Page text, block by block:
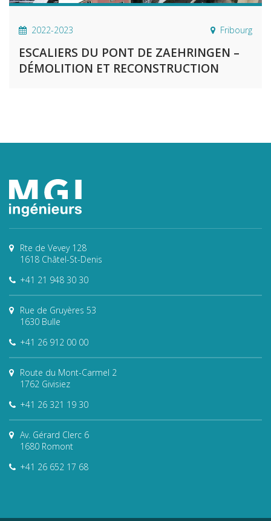
2022-2023 Fribourg
ESCALIERS DU PONT DE ZAEHRINGEN –
DÉMOLITION ET RECONSTRUCTION
Rte de Vevey 128
1618 Châtel-St-Denis
+41 21 948 30 30
Rue de Gruyères 53
1630 Bulle
+41 26 912 00 00
Route du Mont-Carmel 2
1762 Givisiez
+41 26 321 19 30
Av. Gérard Clerc 6
1680 Romont
+41 26 652 17 68